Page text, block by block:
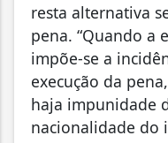
resta alternativa
pena. “Quando a
impõe-se a
execução da
haja impunidade
nacionalidade do